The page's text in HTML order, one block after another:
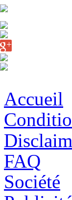
Accueil
FAQ
Société